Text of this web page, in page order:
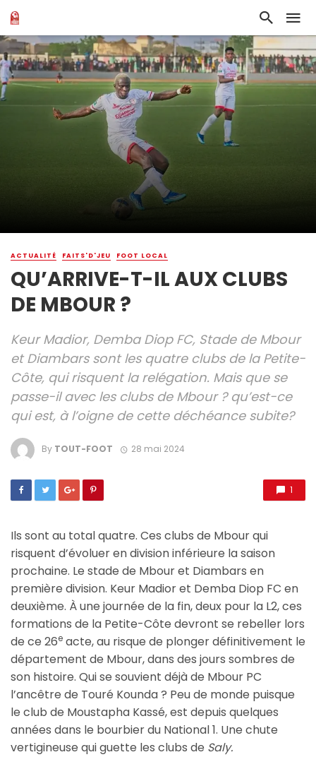
ACTUALITÉ FAITS'D'JEU FOOT LOCAL
QU’ARRIVE-T-IL AUX CLUBS
DE MBOUR ?
Keur Madior, Demba Diop FC, Stade de Mbour
et Diambars sont les quatre clubs de la Petite-
Côte, qui risquent la relégation. Mais que se
passe-il avec les clubs de Mbour ? qu’est-ce
qui est, à l’oigne de cette déchéance subite?
By TOUT-FOOT 28 mai 2024
1
Ils sont au total quatre. Ces clubs de Mbour qui
risquent d’évoluer en division inférieure la saison
prochaine. Le stade de Mbour et Diambars en
première division. Keur Madior et Demba Diop FC en
deuxième. À une journée de la fin, deux pour la L2, ces
formations de la Petite-Côte devront se rebeller lors
de ce 26e acte, au risque de plonger définitivement le
département de Mbour, dans des jours sombres de
son histoire. Qui se souvient déjà de Mbour PC
l’ancêtre de Touré Kounda ? Peu de monde puisque
le club de Moustapha Kassé, est depuis quelques
années dans le bourbier du National 1. Une chute
vertigineuse qui guette les clubs de Saly.